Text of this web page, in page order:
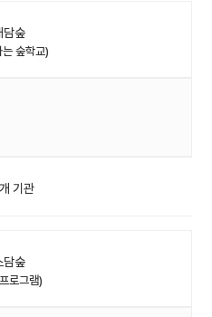
담숲
숲학교)
기관
담숲
로그램)